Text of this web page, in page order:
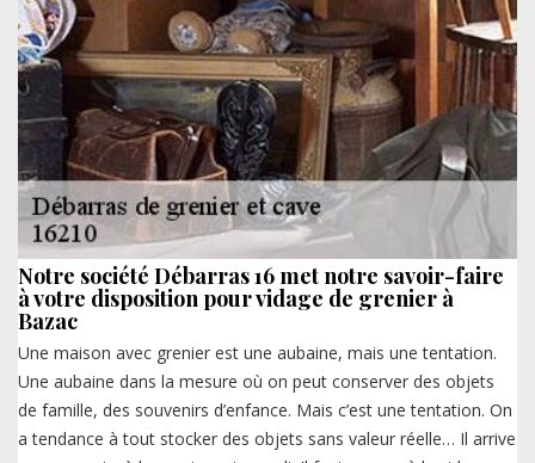
Notre société Débarras 16 met notre savoir-faire
à votre disposition pour vidage de grenier à
Bazac
Une maison avec grenier est une aubaine, mais une tentation.
Une aubaine dans la mesure où on peut conserver des objets
de famille, des souvenirs d’enfance. Mais c’est une tentation. On
a tendance à tout stocker des objets sans valeur réelle… Il arrive